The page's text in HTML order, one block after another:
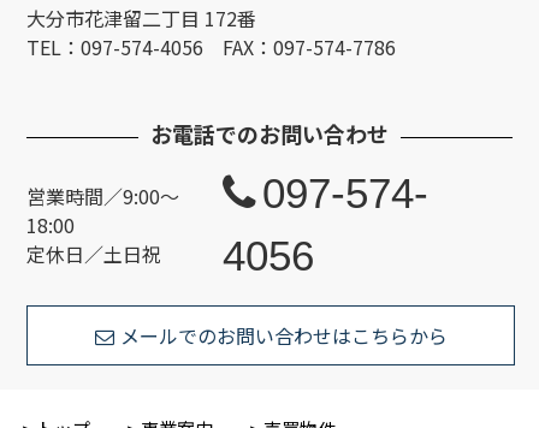
大分市花津留二丁目 172番
TEL：097-574-4056 FAX：097-574-7786
お電話でのお問い合わせ
営業時間／9:00～
18:00
定休日／土日祝
097-574-
4056
メールでのお問い合わせはこちらから